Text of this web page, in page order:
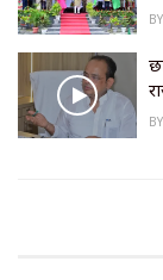
BY
BY